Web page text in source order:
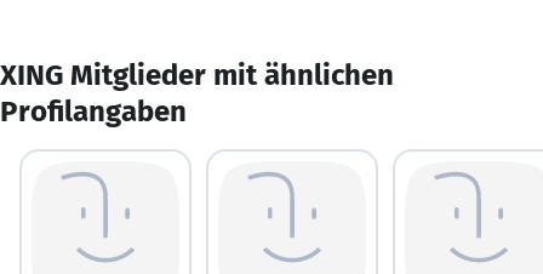
XING Mitglieder mit ähnlichen
Profilangaben